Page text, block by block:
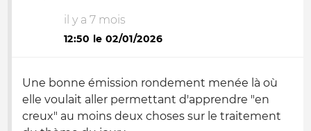
il y a 7 mois
12:50 le 02/01/2026
Une bonne émission rondement menée là où
elle voulait aller permettant d'apprendre "en
creux" au moins deux choses sur le traitement